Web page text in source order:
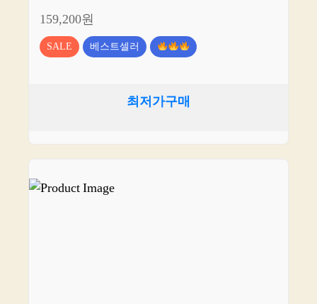
159,200원
SALE 베스트셀러
최저가구매